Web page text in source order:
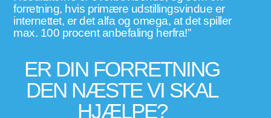
forretning, hvis primære udstillingsvindue er
internettet, er det alfa og omega, at det spiller
max. 100 procent anbefaling herfra!”
ER DIN FORRETNING
DEN NÆSTE VI SKAL
HJÆLPE?